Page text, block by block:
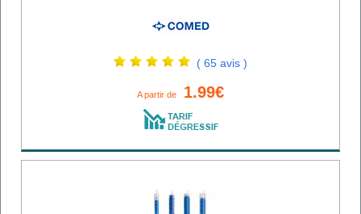
( 65 avis )
A partir de 1.99€